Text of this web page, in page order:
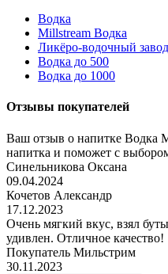
Водка
Millstream Водка
Ликёро-водочный
Водка до 500
Водка до 1000
Отзывы покупателей
Ваш отзыв о напитке Водка
напитка и поможет с
Синельникова Оксана
09.04.2024
Кочетов Александр
17.12.2023
Очень мягкий вкус, взял
удивлен. Отличное качество!
Покупатель Мильстрим
30.11.2023